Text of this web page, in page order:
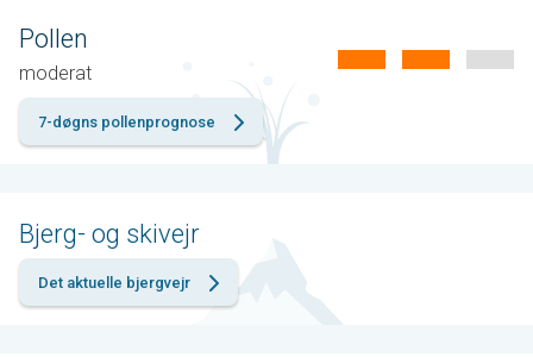
Pollen
moderat
7-døgns pollenprognose
Bjerg- og skivejr
Det aktuelle bjergvejr